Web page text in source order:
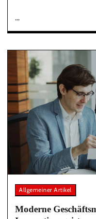
…
Allgemeiner Artikel
Moderne